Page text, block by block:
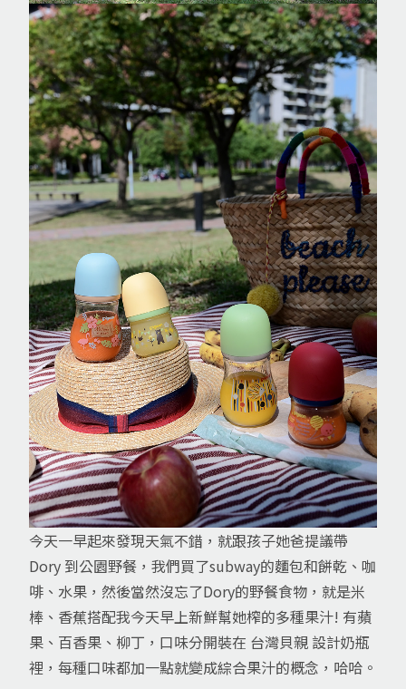
今天一早起來發現天氣不錯，就跟孩子她爸提議帶
Dory 到公園野餐，我們買了subway的麵包和餅乾、咖
啡、水果，然後當然沒忘了Dory的野餐食物，就是米
棒、香蕉搭配我今天早上新鮮幫她榨的多種果汁! 有蘋
果、百香果、柳丁，口味分開裝在 台灣貝親 設計奶瓶
裡，每種口味都加一點就變成綜合果汁的概念，哈哈。